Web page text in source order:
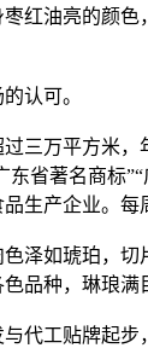
红油亮的颜
认可。
三万平方米
省著名商标
生产企业。
泽如琥珀，
品种，琳琅
代工贴牌起